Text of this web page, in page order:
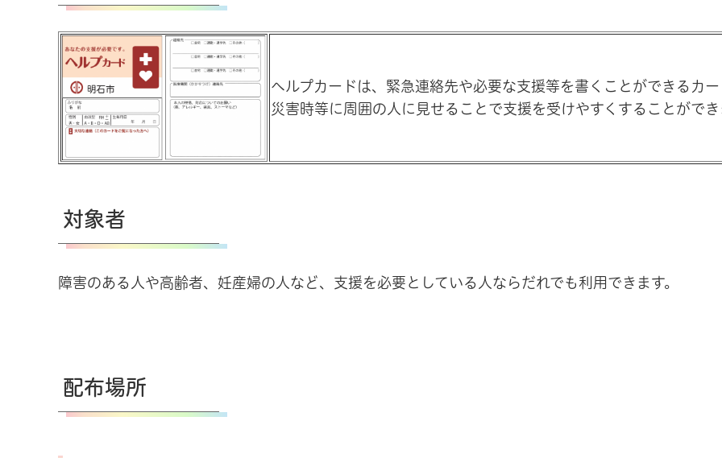
ヘルプカードは、緊急連絡先や必要な支援等を書くことができるカー
災害時等に周囲の人に見せることで支援を受けやすくすることができ
対象者
障害のある人や高齢者、妊産婦の人など、支援を必要としている人ならだれでも利用できます。
配布場所